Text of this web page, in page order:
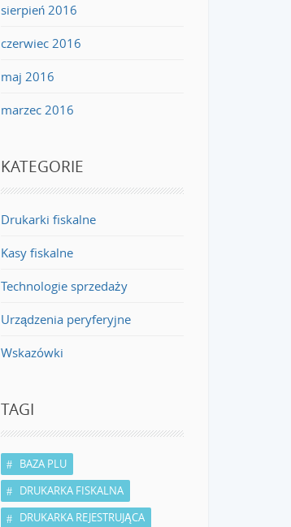
sierpień 2016
czerwiec 2016
maj 2016
marzec 2016
KATEGORIE
Drukarki fiskalne
Kasy fiskalne
Technologie sprzedaży
Urządzenia peryferyjne
Wskazówki
TAGI
BAZA PLU
DRUKARKA FISKALNA
DRUKARKA REJESTRUJĄCA